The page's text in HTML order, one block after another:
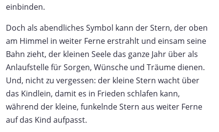
einbinden.
Doch als abendliches Symbol kann der Stern, der oben
am Himmel in weiter Ferne erstrahlt und einsam seine
Bahn zieht, der kleinen Seele das ganze Jahr über als
Anlaufstelle für Sorgen, Wünsche und Träume dienen.
Und, nicht zu vergessen: der kleine Stern wacht über
das Kindlein, damit es in Frieden schlafen kann,
während der kleine, funkelnde Stern aus weiter Ferne
auf das Kind aufpasst.